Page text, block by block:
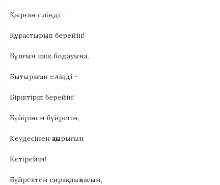
Қырған еліңді –
Құрастырып берейін!
Бұлғын ішік бодауына,
Бытыраған еліңді –
Біріктіріп берейін!
Бүйірінен бүйрегін,
Кеудесінен қақырығын
Кетірейін!
Бүйректен сирақ шықпасын,